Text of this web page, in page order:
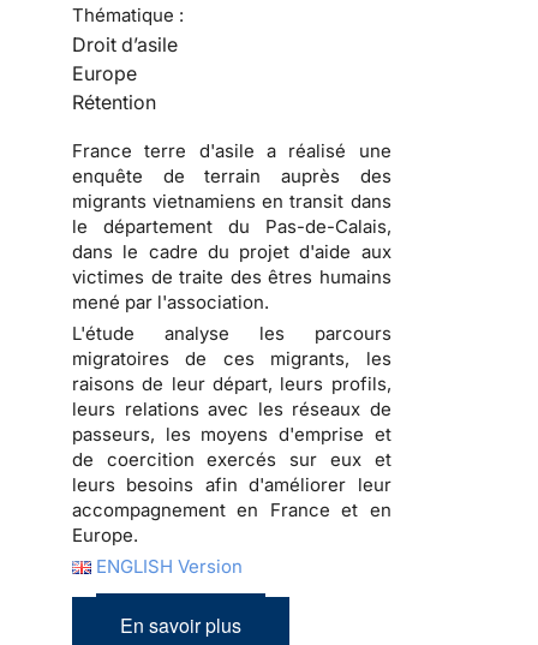
Thématique :
Droit d’asile
Europe
Rétention
France terre d'asile a réalisé une
enquête de terrain auprès des
migrants vietnamiens en transit dans
le département du Pas-de-Calais,
dans le cadre du projet d'aide aux
victimes de traite des êtres humains
mené par l'association.
L'étude analyse les parcours
migratoires de ces migrants, les
raisons de leur départ, leurs profils,
leurs relations avec les réseaux de
passeurs, les moyens d'emprise et
de coercition exercés sur eux et
leurs besoins afin d'améliorer leur
accompagnement en France et en
Europe.
ENGLISH Version
En savoir plus